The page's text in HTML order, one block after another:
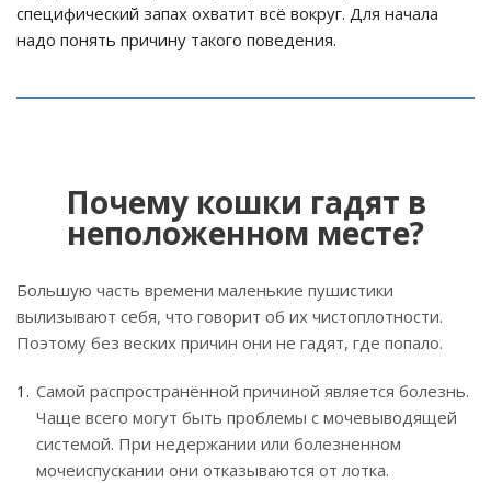
специфический запах охватит всё вокруг. Для начала
надо понять причину такого поведения.
Почему кошки гадят в
неположенном месте?
Большую часть времени маленькие пушистики
вылизывают себя, что говорит об их чистоплотности.
Поэтому без веских причин они не гадят, где попало.
Самой распространённой причиной является болезнь.
Чаще всего могут быть проблемы с мочевыводящей
системой. При недержании или болезненном
мочеиспускании они отказываются от лотка.